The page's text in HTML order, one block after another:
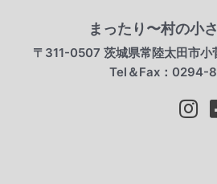
まったり〜村の小
〒311-0507 茨城県常陸太田市小
Tel＆Fax：0294-